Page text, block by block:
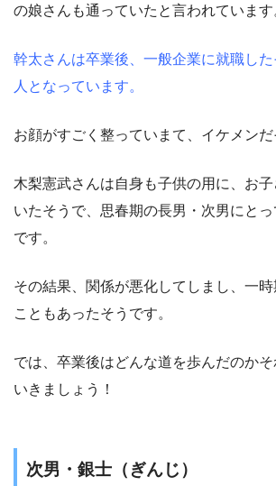
の娘さんも通っていたと言われています
幹太さんは卒業後、一般企業に就職し
人となっています。
お顔がすごく整っていまて、イケメンだ
木梨憲武さんは自身も子供の用に、お
いたそうで、思春期の長男・次男にと
です。
その結果、関係が悪化してしまし、一
こともあったそうです。
では、卒業後はどんな道を歩んだのか
いきましょう！
次男・銀士（ぎんじ）